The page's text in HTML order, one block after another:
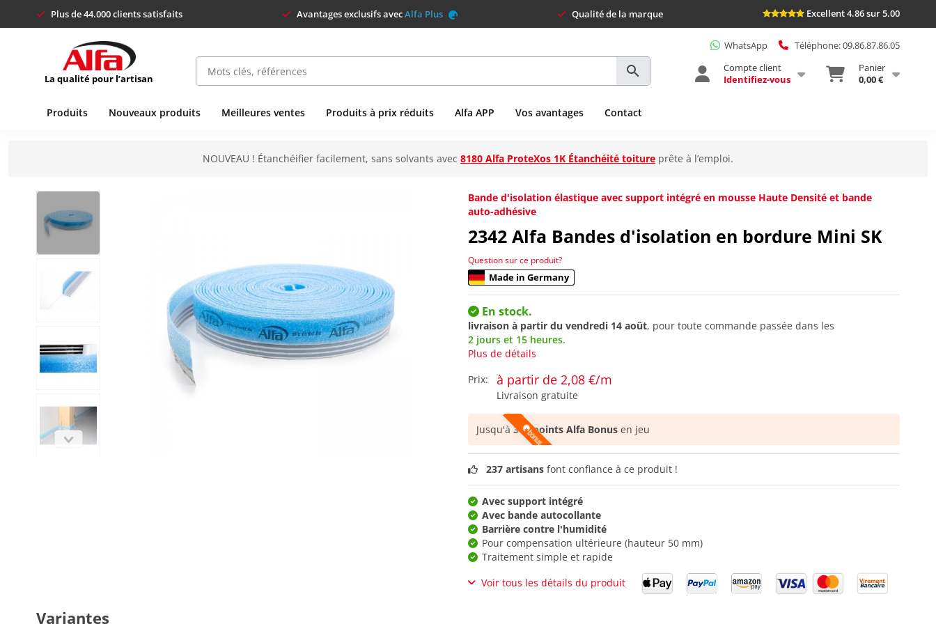
Plus de 44.000 clients satisfaits Avantages exclusifs avecAlfa Plus Qualité de la marque Excellent 4.86 sur 5.00
La qualité pour l’artisan
WhatsApp
Téléphone: 09.86.87.86.05
Compte client
Identifiez-vous
Panier
0,00 €
Produits Nouveaux produits Meilleures ventes Produits à prix réduits Alfa APP Vos avantages Contact
NOUVEAU ! Étanchéifier facilement, sans solvants avec 8180 Alfa ProteXos 1K Étanchéité toiture prête à l’emploi.
Bande d'isolation élastique avec support intégré en mousse Haute Densité et bande
auto-adhésive
2342 Alfa Bandes d'isolation en bordure Mini SK
Question sur ce produit?
Made in Germany
En stock.
livraison à partir du vendredi 14 août, pour toute commande passée dans les
2 jours et 15 heures.
Plus de détails
Prix:
à partir de 2,08 €/m
Livraison gratuite
Jusqu'à346 points Alfa Bonus en jeu
237 artisans font confiance à ce produit !
Avec support intégré
Avec bande autocollante
Barrière contre l'humidité
Pour compensation ultérieure (hauteur 50 mm)
Traitement simple et rapide
Voir tous les détails du produit
Variantes